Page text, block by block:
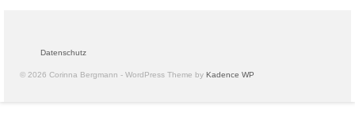
Datenschutz
© 2026 Corinna Bergmann - WordPress Theme by Kadence WP